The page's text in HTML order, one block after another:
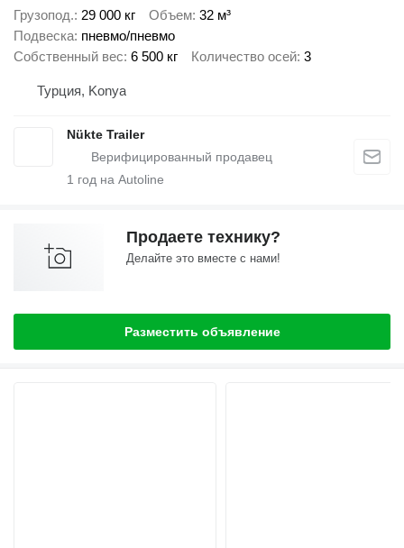
Грузопод. 29 000 кг Объем 32 м³
Подвеска пневмо/пневмо
Собственный вес 6 500 кг Количество осей 3
Турция, Konya
Nükte Trailer
1 год на Autoline
Продаете технику?
Делайте это вместе с нами!
Разместить объявление